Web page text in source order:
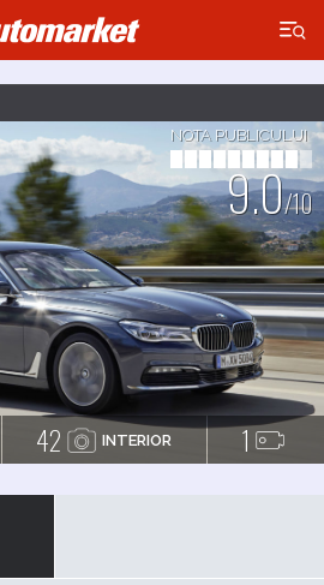
×
NOTA PUBLICULUI
9.0/10
42 INTERIOR 1